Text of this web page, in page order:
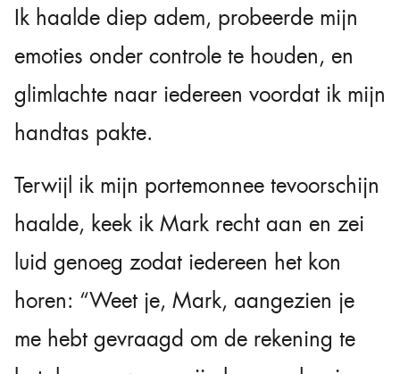
Ik haalde diep adem, probeerde mijn
emoties onder controle te houden, en
glimlachte naar iedereen voordat ik mijn
handtas pakte.
Terwijl ik mijn portemonnee tevoorschijn
haalde, keek ik Mark recht aan en zei
luid genoeg zodat iedereen het kon
horen: “Weet je, Mark, aangezien je
me hebt gevraagd om de rekening te